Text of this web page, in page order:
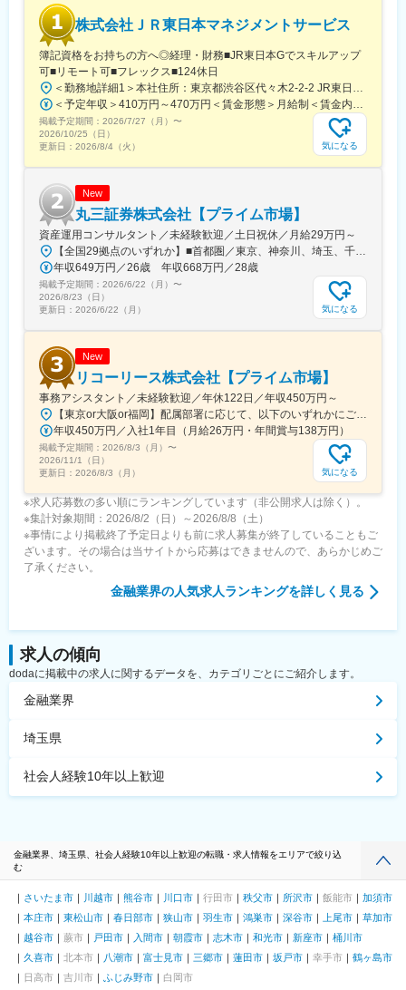
配属先職場の事情によりますが、インフラは整備されており、在
宅勤務も可能です。
（3）職場・雇用環境
・損害サービス主任は50歳代が中心で、金融機関や自動車関連、
各種営業や公的機関など様々なバックグラウンドの方が活躍され
ています。なお、職場全体では20～60歳代まで30～40名程度が在
籍し（内、損害サービス主任は10名程度）、幅広い年齢層のメン
バーが協力しながら仕事を行っています。
・雇用期間の定めはありません。定年年令は63才です。また、定
年後も65歳までの再雇用制度があります。多くの方が、その後の
再雇用に移行し、65歳の雇止めまでご勤務されております。
変更の範囲：担当保険種類（自動車・火災など）の変更可能性は
ありますが、営業職などへの変更は想定しておりません。
株式会社ＪＲ東日本マネジメントサービス
簿記資格をお持ちの方へ◎経理・財務■JR東日本Gでスキルアップ
可■リモート可■フレックス■124休日
掲載予定期間： 2026/7/27（月） 〜
2026/10/25（日）
更新日： 2026/8/4（火） 気になる
New
丸三証券株式会社【プライム市場】
資産運用コンサルタント／未経験歓迎／土日祝休／月給29万円～
年収649万円／26歳 年収668万円／28歳
掲載予定期間： 2026/6/22（月） 〜
2026/8/23（日）
更新日： 2026/6/22（月） 気になる
New
リコーリース株式会社【プライム市場】
事務アシスタント／未経験歓迎／年休122日／年収450万円～
年収450万円／入社1年目（月給26万円・年間賞与138万円）
掲載予定期間： 2026/8/3（月） 〜
2026/11/1（日）
更新日： 2026/8/3（月） 気になる
※求人応募数の多い順にランキングしています（非公開求人は除く）。
※集計対象期間：2026/8/2（日）～2026/8/8（土）
※事情により掲載終了予定日よりも前に求人募集が終了していることもご
ざいます。その場合は当サイトから応募はできませんので、あらかじめご
了承ください。
金融業界の人気求人ランキングを詳しく見る
求人の傾向
dodaに掲載中の求人に関するデータを、カテゴリごとにご紹介します。
金融業界
埼玉県
社会人経験10年以上歓迎
金融業界、埼玉県、社会人経験10年以上歓迎の転職・求人情報をエリアで絞り込
む
さいたま市 川越市 熊谷市 川口市 行田市 秩父市 所沢市 飯能市
加須市
本庄市
東松山市 春日部市 狭山市 羽生市 鴻巣市 深谷市 上尾市
草加市
越谷市
蕨市 戸田市 入間市 朝霞市 志木市 和光市 新座市
桶川市
久喜市
北本市 八潮市 富士見市 三郷市 蓮田市 坂戸市 幸手市
鶴ヶ島市
日高市
吉川市 ふじみ野市
白岡市